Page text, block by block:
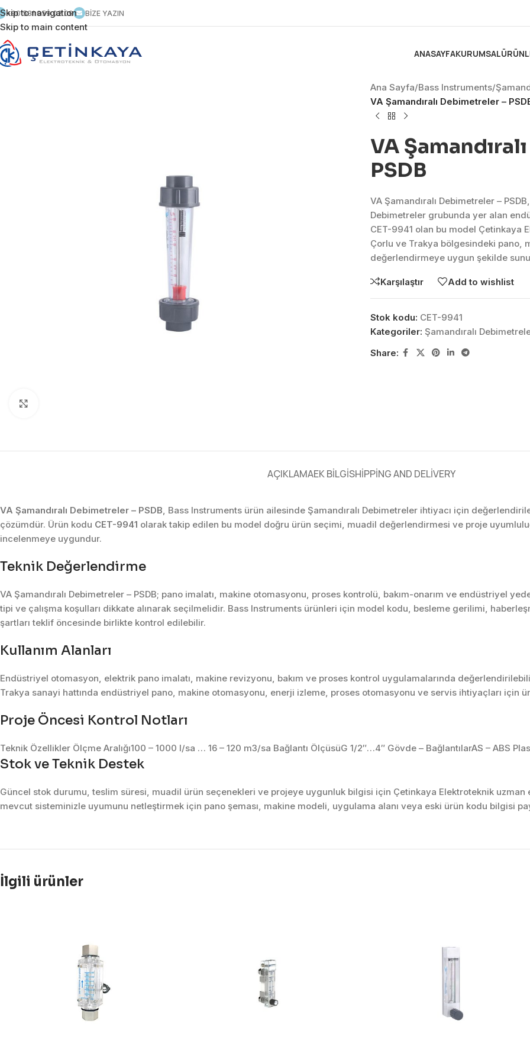
Skip to navigation
Skip to main content
+90 531 959 02 09 BİZE YAZIN
ANASAYFAKURUMSAL
Ana Sayfa/Bass Instruments/
VA Şamandıralı Debimetreler –
VA
PSDB
VA Şamandıralı Debimetreler –
Debimetreler grubunda yer alan
CET-9941 olan bu model Çetinkaya
Çorlu ve Trakya bölgesindeki pano,
değerlendirmeye uygun şekilde
Karşılaştır Add to wishlist
Stok kodu: CET-9941
Kategoriler: Şamandıralı
Share:
AÇIKLAMAEK BILGISHIPPING AND DELIVERY
VA Şamandıralı Debimetreler – PSDB, Bass Instruments ürün ailesinde Şamandıralı Debimetreler ihtiyacı için
çözümdür. Ürün kodu CET-9941 olarak takip edilen bu model doğru ürün seçimi, muadil değerlendirmesi ve proje
incelenmeye uygundur.
Teknik Değerlendirme
VA Şamandıralı Debimetreler – PSDB; pano imalatı, makine otomasyonu, proses kontrolü, bakım-onarım ve endüstriyel
tipi ve çalışma koşulları dikkate alınarak seçilmelidir. Bass Instruments ürünleri için model kodu, besleme gerilimi,
şartları teklif öncesinde birlikte kontrol edilebilir.
Kullanım Alanları
Endüstriyel otomasyon, elektrik pano imalatı, makine revizyonu, bakım ve proses kontrol uygulamalarında
Trakya sanayi hattında endüstriyel pano, makine otomasyonu, enerji izleme, proses otomasyonu ve servis ihtiyaçları için
Proje Öncesi Kontrol Notları
Teknik Özellikler Ölçme Aralığı100 – 1000 l/sa … 16 – 120 m3/sa Bağlantı ÖlçüsüG 1/2″…4″ Gövde – BağlantılarAS – ABS
Stok ve Teknik Destek
Güncel stok durumu, teslim süresi, muadil ürün seçenekleri ve projeye uygunluk bilgisi için Çetinkaya Elektroteknik
mevcut sisteminizle uyumunu netleştirmek için pano şeması, makine modeli, uygulama alanı veya eski ürün kodu bilgisi
İlgili ürünler